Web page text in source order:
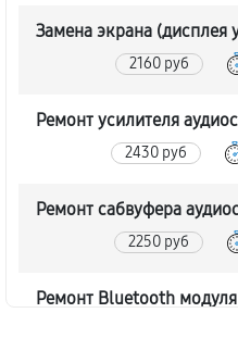
Замена экрана (дисплея
2160 руб
Ремонт усилителя
2430 руб
Ремонт сабвуфера
2250 руб
Ремонт Bluetooth модуля